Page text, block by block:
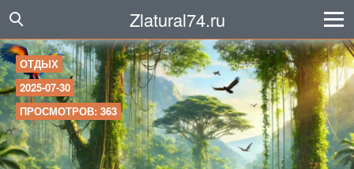
Zlatural74.ru
ОТДЫХ
2025-07-30
ПРОСМОТРОВ: 363